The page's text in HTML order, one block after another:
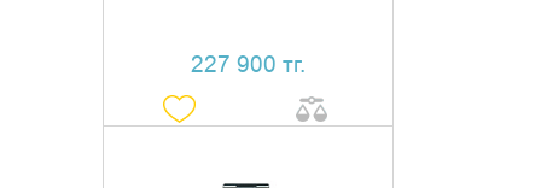
227 900 тг.